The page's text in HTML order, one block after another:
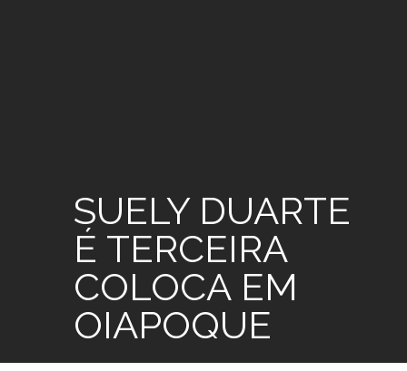
SUELY DUARTE
É TERCEIRA
COLOCA EM
OIAPOQUE